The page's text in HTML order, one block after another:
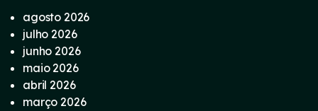
agosto 2026
julho 2026
junho 2026
maio 2026
abril 2026
março 2026